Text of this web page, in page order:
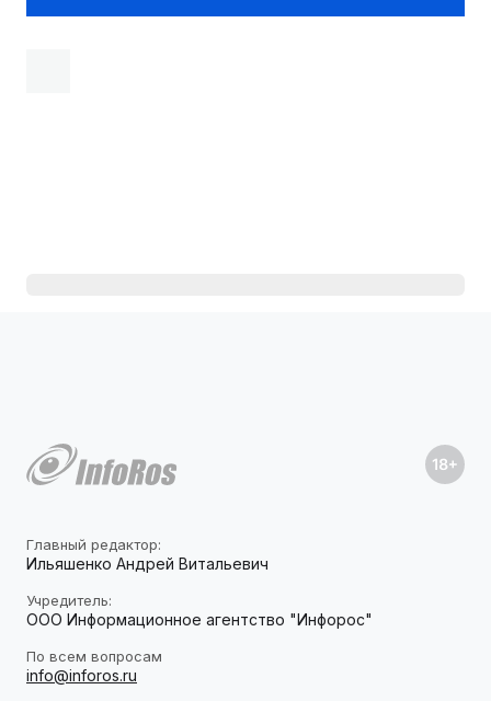
Главный редактор:
Ильяшенко Андрей Витальевич
Учредитель:
ООО Информационное агентство "Инфорос"
По всем вопросам
info@inforos.ru